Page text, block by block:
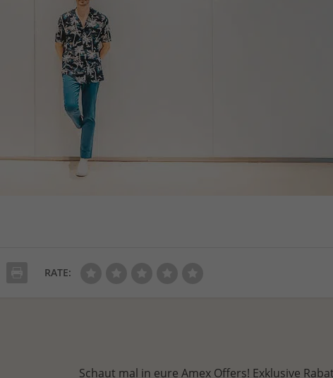
RATE:
Schaut mal in eure Amex Offers! Exklusive